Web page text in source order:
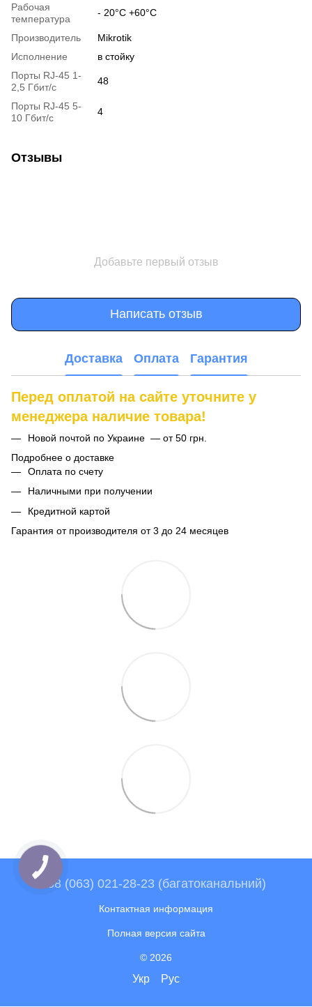
Рабочая
температура
- 20°C +60°C
Производитель
Mikrotik
Исполнение
в стойку
Порты RJ-45 1-
2,5 Гбит/с
48
Порты RJ-45 5-
10 Гбит/с
4
Отзывы
Добавьте первый отзыв
Написать отзыв
Доставка Оплата Гарантия
Перед оплатой на сайте уточните у
менеджера наличие товара!
Новой почтой по Украине — от 50 грн.
Подробнее о доставке
Оплата по счету
Наличными при получении
Кредитной картой
Гарантия от производителя от 3 до 24 месяцев
+38 (063) 021-28-23 (багатоканальний)
Контактная информация
Полная версия сайта
© 2026
Укр Рус